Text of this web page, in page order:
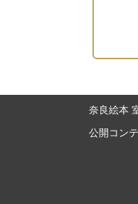
奈良絵本
公開コン